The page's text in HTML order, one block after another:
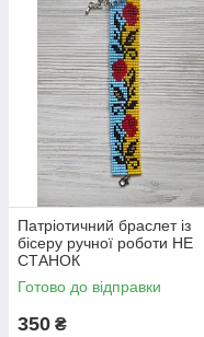
Патріотичний браслет із
бісеру ручної роботи НЕ
СТАНОК
Готово до відправки
350 ₴